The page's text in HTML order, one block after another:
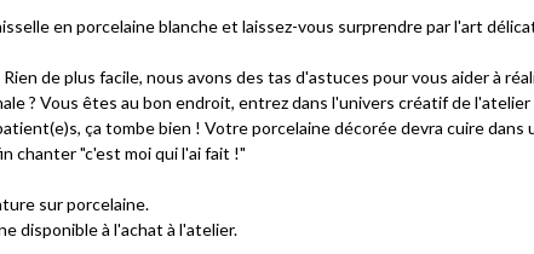
en porcelaine blanche et laissez-vous surprendre par l'art
de plus facile, nous avons des tas d'astuces pour vous aider à
? Vous êtes au bon endroit, entrez dans l'univers créatif de
ça tombe bien ! Votre porcelaine décorée devra cuire dans
chanter "c'est moi qui l'ai fait !"
sur porcelaine.
disponible à l'achat à l'atelier.